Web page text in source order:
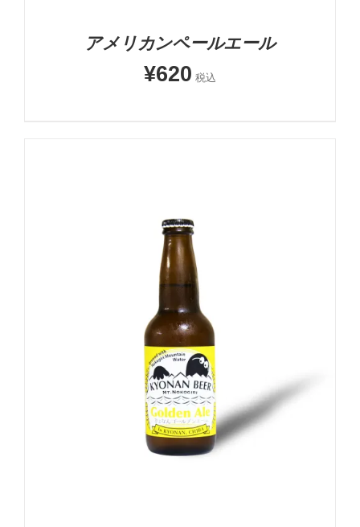
アメリカンペールエール
¥620 税込
お買い物カゴに追加
詳細